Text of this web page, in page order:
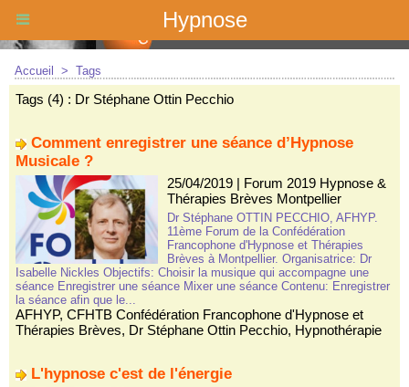
Hypnose
Accueil > Tags
Tags (4) : Dr Stéphane Ottin Pecchio
Comment enregistrer une séance d’Hypnose
Musicale ?
25/04/2019| Forum 2019 Hypnose &
Thérapies Brèves Montpellier
Dr Stéphane OTTIN PECCHIO, AFHYP.
11ème Forum de la Confédération
Francophone d'Hypnose et Thérapies
Brèves à Montpellier. Organisatrice: Dr
Isabelle Nickles Objectifs: Choisir la musique qui accompagne une
séance Enregistrer une séance Mixer une séance Contenu: Enregistrer
la séance afin que le...
AFHYP, CFHTB Confédération Francophone d'Hypnose et
Thérapies Brèves, Dr Stéphane Ottin Pecchio, Hypnothérapie
L'hypnose c'est de l'énergie